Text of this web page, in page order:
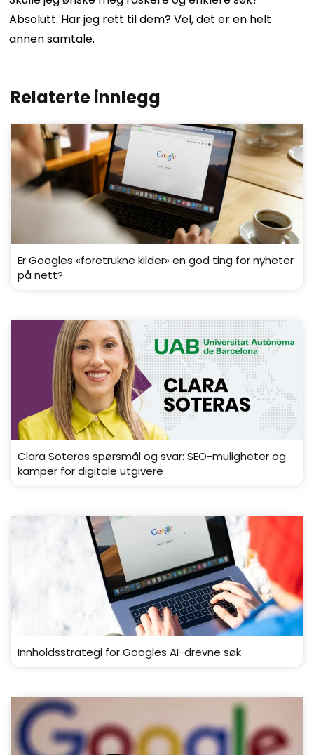
Absolutt. Har jeg rett til dem? Vel, det er en helt
annen samtale.
Relaterte innlegg
Er Googles «foretrukne kilder» en god ting for nyheter
på nett?
Clara Soteras spørsmål og svar: SEO-muligheter og
kamper for digitale utgivere
Innholdsstrategi for Googles AI-drevne søk